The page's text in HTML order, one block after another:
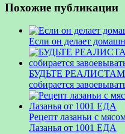
Похожие публикации
Если он делает
БУДЬТЕ РЕАЛИСТАМИ
собирается
Рецепт лазаньи с
Лазанья от 1001 ЕДА